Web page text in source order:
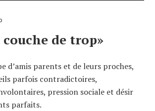
couche de trop»
d’amis parents et de leurs proches,
parfois contradictoires,
pression sociale et désir
parfaits.